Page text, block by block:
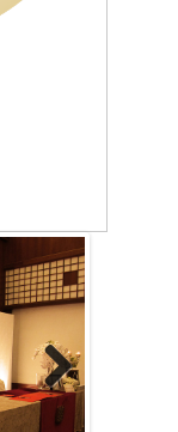
Next